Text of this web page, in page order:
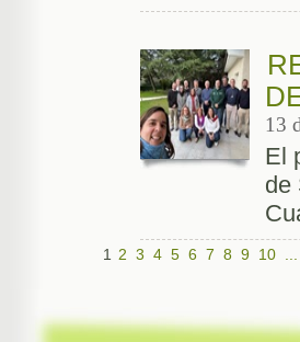
13
El
de
1 2 3 4 5 6 7 8 9 10